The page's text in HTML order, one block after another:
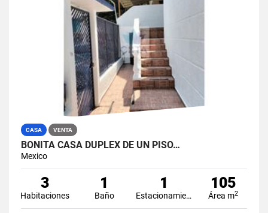
CASA VENTA
BONITA CASA DUPLEX DE UN PISO…
Mexico
3
Habitaciones
1
Baño
1
Estacionamiento
105
Área m2